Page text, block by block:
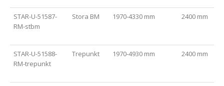
STAR-U-51587-
RM-stbm
Stora BM 1970-4330 mm 2400 mm
STAR-U-51588-
RM-trepunkt
Trepunkt 1970-4930 mm 2400 mm